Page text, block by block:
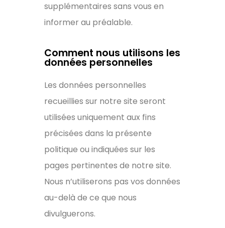
supplémentaires sans vous en
informer au préalable.
Comment nous utilisons les
données personnelles
Les données personnelles
recueillies sur notre site seront
utilisées uniquement aux fins
précisées dans la présente
politique ou indiquées sur les
pages pertinentes de notre site.
Nous n’utiliserons pas vos données
au-delà de ce que nous
divulguerons.